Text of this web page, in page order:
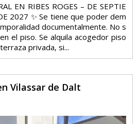
EN RIBES ROGES – DE SEPTIE
2027 ✨ Se tiene que poder dem
documentalmente. No s
el piso. Se alquila acogedor piso
privada, si...
Vilassar de Dalt